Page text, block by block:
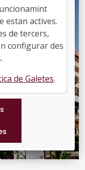
estan actives.
de tercers,
configurar des
de Galetes.